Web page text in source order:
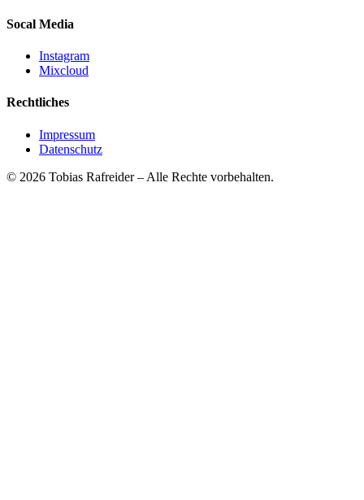
Socal Media
Instagram
Mixcloud
Rechtliches
Impressum
Datenschutz
© 2026 Tobias Rafreider – Alle Rechte vorbehalten.